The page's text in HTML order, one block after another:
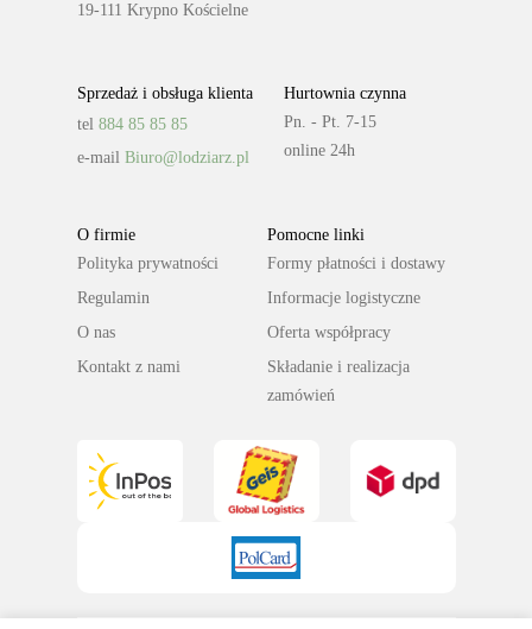
19-111 Krypno Kościelne
Sprzedaż i obsługa klienta
tel 884 85 85 85
e-mail Biuro@lodziarz.pl
Hurtownia czynna
Pn. - Pt. 7-15
online 24h
O firmie
Polityka prywatności
Regulamin
O nas
Kontakt z nami
Pomocne linki
Formy płatności i dostawy
Informacje logistyczne
Oferta współpracy
Składanie i realizacja
zamówień